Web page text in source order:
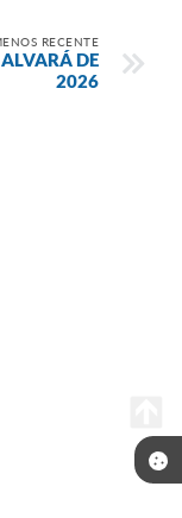
RECENTE
DE
2026